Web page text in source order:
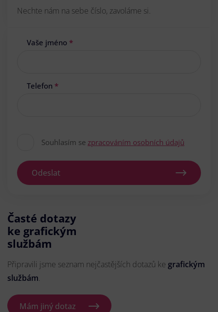
Nechte nám na sebe číslo, zavoláme si.
Vaše jméno *
Telefon *
Souhlasím se zpracováním osobních údajů
Odeslat
Časté dotazy
ke grafickým
službám
Připravili jsme seznam nejčastějších dotazů ke grafickým
službám.
Mám jiný dotaz